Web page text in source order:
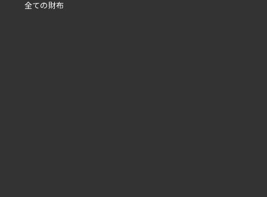
全ての財布